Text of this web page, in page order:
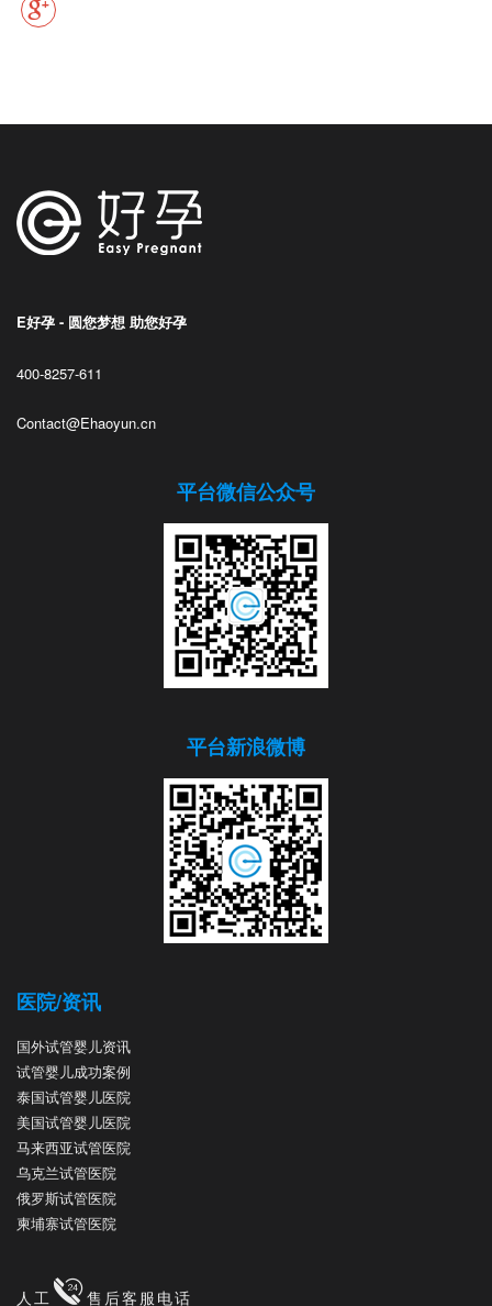
E好孕 - 圆您梦想 助您好孕
400-8257-611
Contact@Ehaoyun.cn
平台微信公众号
平台新浪微博
医院/资讯
国外试管婴儿资讯
试管婴儿成功案例
泰国试管婴儿医院
美国试管婴儿医院
马来西亚试管医院
乌克兰试管医院
俄罗斯试管医院
柬埔寨试管医院
人工 售后客服电话